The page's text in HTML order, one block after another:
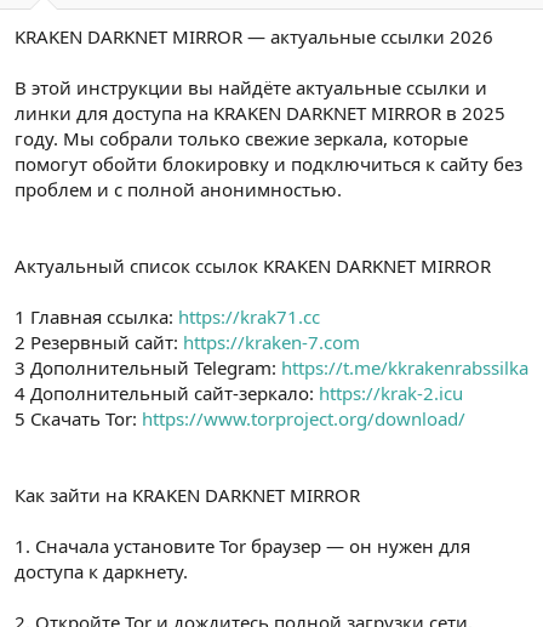
a
t
n
r
i
i
KRAKEN DARKNET MIRROR — актуальные ссылки 2026
В этой инструкции вы найдёте актуальные ссылки и
линки для доступа на KRAKEN DARKNET MIRROR в 2025
году. Мы собрали только свежие зеркала, которые
помогут обойти блокировку и подключиться к сайту без
проблем и с полной анонимностью.
Актуальный список ссылок KRAKEN DARKNET MIRROR
1 Главная ссылка: https://krak71.cc
2 Резервный сайт: https://kraken-7.com
3 Дополнительный Telegram: https://t.me/kkrakenrabssilka
4 Дополнительный сайт-зеркало: https://krak-2.icu
5 Скачать Tor: https://www.torproject.org/download/
Как зайти на KRAKEN DARKNET MIRROR
1. Сначала установите Tor браузер — он нужен для
доступа к даркнету.
2. Откройте Tor и дождитесь полной загрузки сети.